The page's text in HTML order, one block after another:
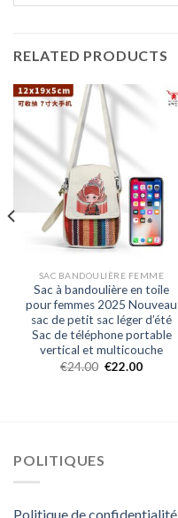
RELATED PRODUCTS
SAC BANDOULIÈRE FEMME
Sac à bandoulière en toile
pour femmes 2025 Nouveau
sac de petit sac léger d’été
Sac de téléphone portable
vertical et multicouche
€24.00 €22.00
POLITIQUES
Politique de confidentialité